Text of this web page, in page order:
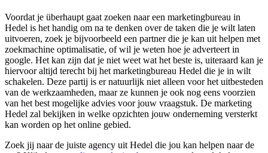
Voordat je überhaupt gaat zoeken naar een marketingbureau in
Hedel is het handig om na te denken over de taken die je wilt laten
uitvoeren, zoek je bijvoorbeeld een partner die je kan uit helpen met
zoekmachine optimalisatie, of wil je weten hoe je adverteert in
google. Het kan zijn dat je niet weet wat het beste is, uiteraard kan je
hiervoor altijd terecht bij het marketingbureau Hedel die je in wilt
schakelen. Deze partij is er natuurlijk niet alleen voor het uitbesteden
van de werkzaamheden, maar ze kunnen je ook nog eens voorzien
van het best mogelijke advies voor jouw vraagstuk. De marketing
Hedel zal bekijken in welke opzichten jouw onderneming versterkt
kan worden op het online gebied.
Zoek jij naar de juiste agency uit Hedel die jou kan helpen naar de